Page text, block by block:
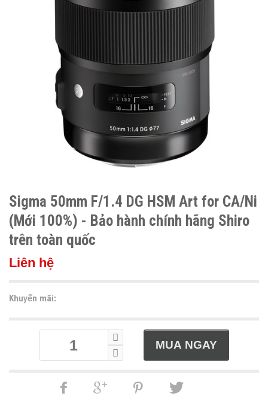
Sigma 50mm F/1.4 DG HSM Art for CA/Ni
(Mới 100%) - Bảo hành chính hãng Shiro
trên toàn quốc
Liên hệ
Khuyến mãi: